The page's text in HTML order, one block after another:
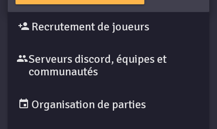
Recrutement de joueurs
Serveurs discord, équipes et
communautés
Organisation de parties